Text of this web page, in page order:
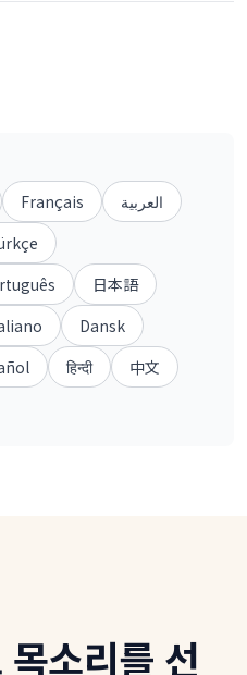
Français
العربية
日本語
Dansk
हिन्दी
中文
소리를 선